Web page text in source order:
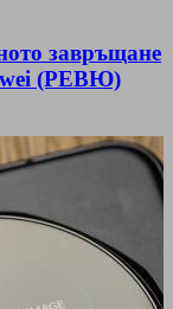
завръщане
(РЕВЮ)